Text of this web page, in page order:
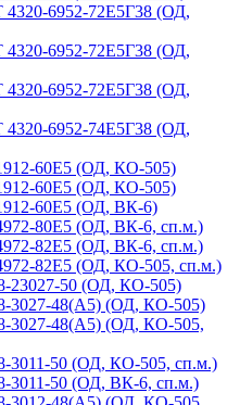
6952-72Е5Г38 (ОД,
6952-72Е5Г38 (ОД,
6952-72Е5Г38 (ОД,
6952-74Е5Г38 (ОД,
60Е5 (ОД, КО-505)
60E5 (ОД, КО-505)
60E5 (ОД, ВК-6)
80Е5 (ОД, ВК-6, сп.м.)
82Е5 (ОД, ВК-6, сп.м.)
82Е5 (ОД, КО-505, сп.м.)
23027-50 (ОД, КО-505)
3027-48(A5) (ОД, КО-505)
3027-48(A5) (ОД, КО-505,
3011-50 (ОД, КО-505, сп.м.)
3011-50 (ОД, ВК-6, сп.м.)